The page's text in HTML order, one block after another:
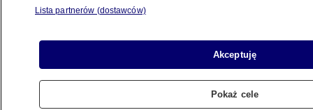
Lista partnerów (dostawców)
Akceptuję
Pokaż cele